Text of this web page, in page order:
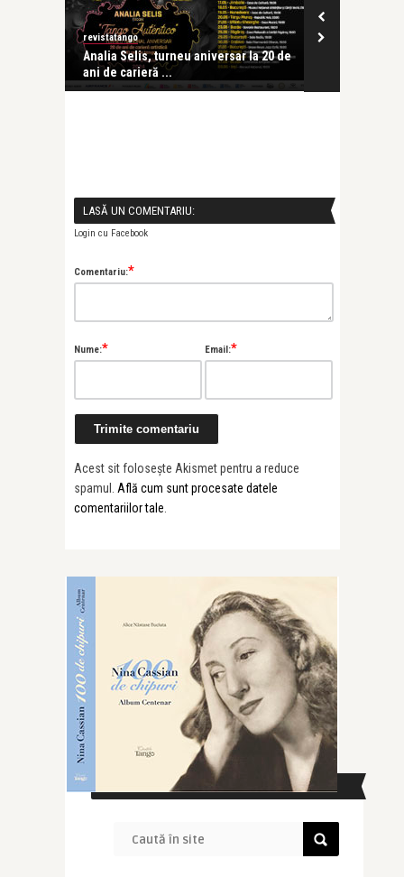
revistatango
Analia Selis, turneu aniversar la 20 de
ani de carieră ...
LASĂ UN COMENTARIU:
Login cu Facebook
Comentariu:*
Nume:* Email:*
Acest sit folosește Akismet pentru a reduce
spamul. Află cum sunt procesate datele
comentariilor tale.
CAUTĂ ÎN SITE